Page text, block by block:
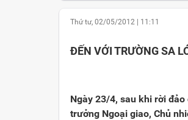
Thứ tư, 02/05/2012 11:11
ĐẾN VỚI TRƯỜNG SA
Ngày 23/4, sau khi rời
trưởng Ngoại giao, Chủ